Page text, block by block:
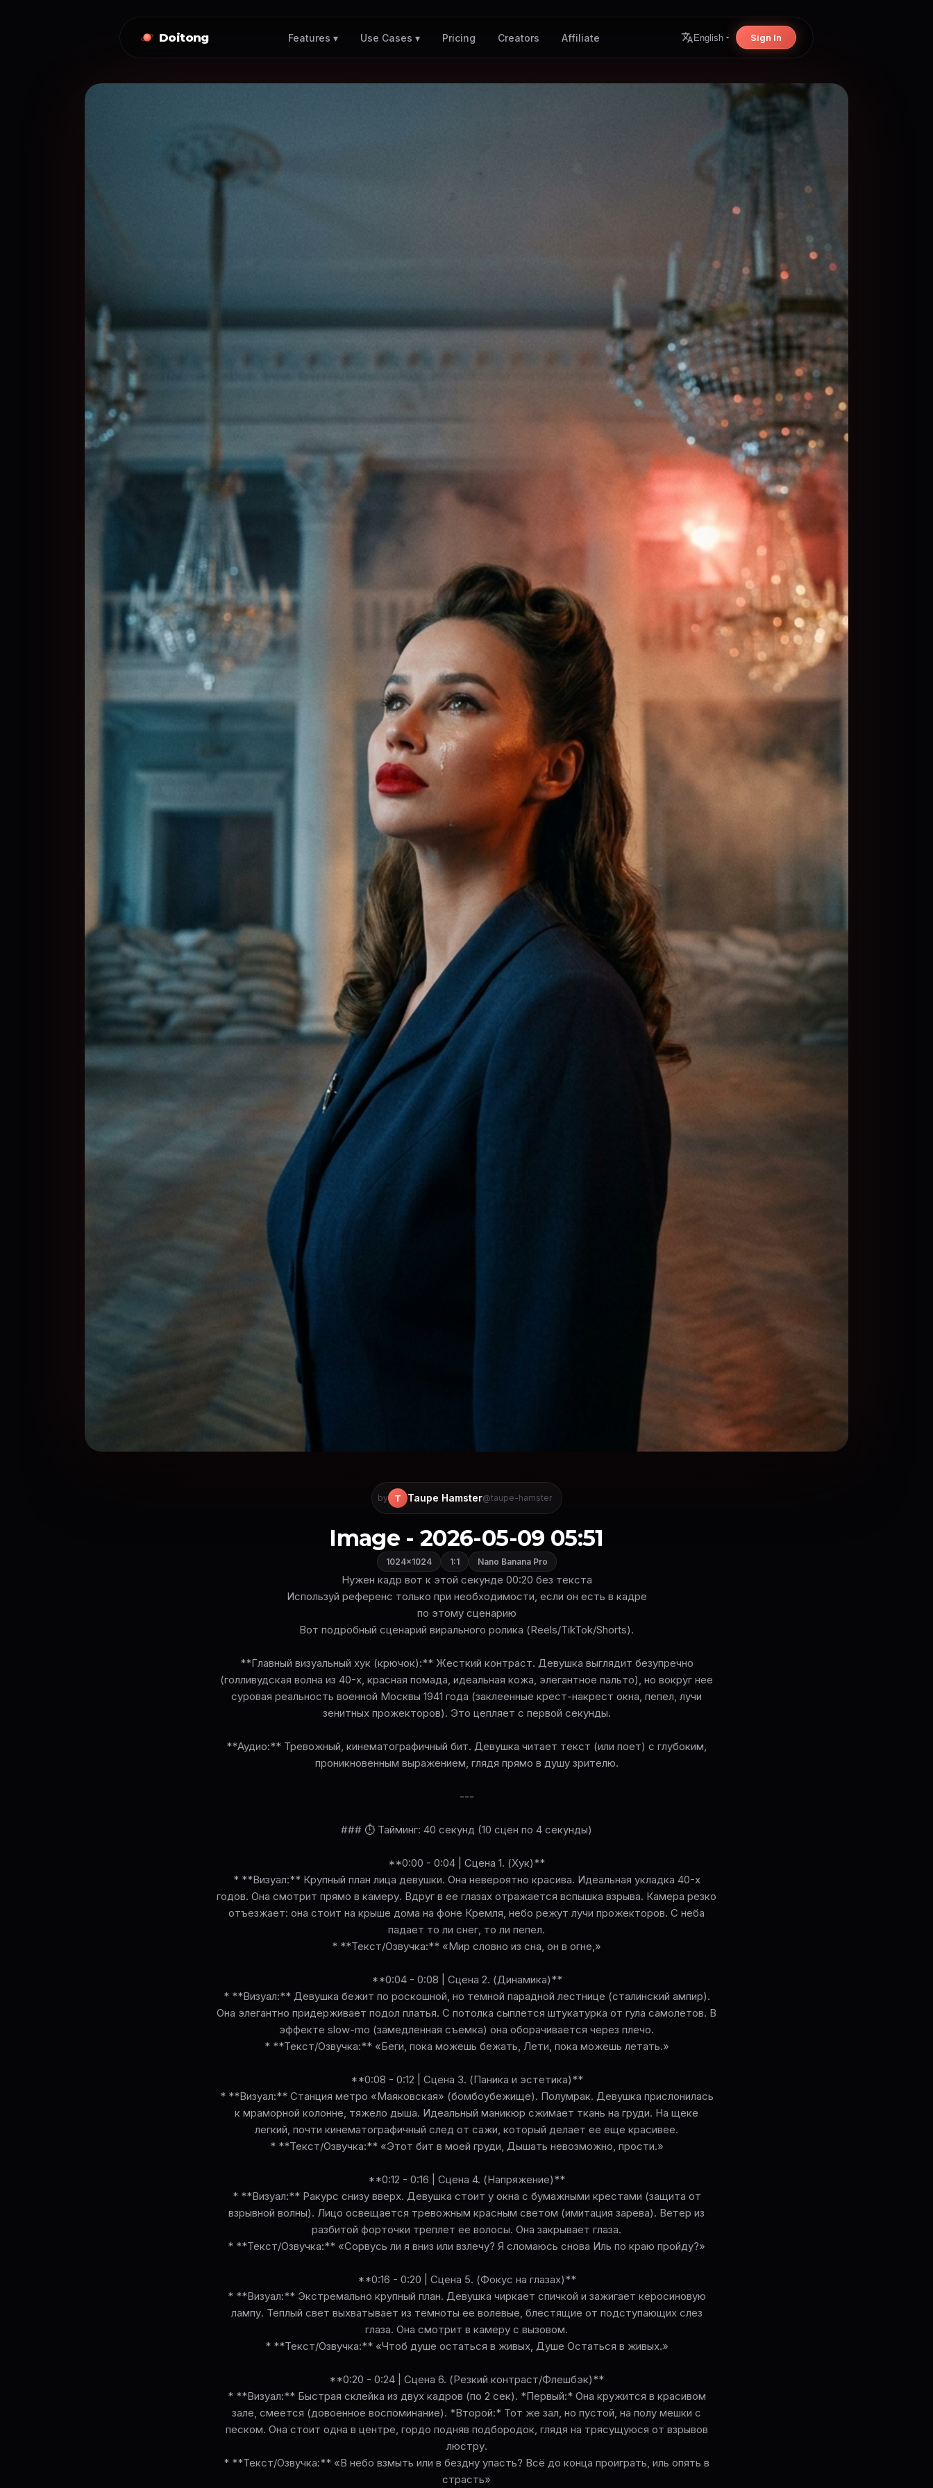
Doitong Features ▾ Use Cases ▾ Pricing Creators Affiliate English Sign In
by T Taupe Hamster@taupe-hamster
Image - 2026-05-09 05:51
1024×1024 1:1 Nano Banana Pro
Нужен кадр вот к этой секунде 00:20 без текста
Используй референс только при необходимости, если он есть в кадре
по этому сценарию
Вот подробный сценарий вирального ролика (Reels/TikTok/Shorts).
**Главный визуальный хук (крючок):** Жесткий контраст. Девушка выглядит безупречно
(голливудская волна из 40-х, красная помада, идеальная кожа, элегантное пальто), но вокруг нее
суровая реальность военной Москвы 1941 года (заклеенные крест-накрест окна, пепел, лучи
зенитных прожекторов). Это цепляет с первой секунды.
**Аудио:** Тревожный, кинематографичный бит. Девушка читает текст (или поет) с глубоким,
проникновенным выражением, глядя прямо в душу зрителю.
---
### ⏱ Тайминг: 40 секунд (10 сцен по 4 секунды)
**0:00 - 0:04 | Сцена 1. (Хук)**
* **Визуал:** Крупный план лица девушки. Она невероятно красива. Идеальная укладка 40-х
годов. Она смотрит прямо в камеру. Вдруг в ее глазах отражается вспышка взрыва. Камера резко
отъезжает: она стоит на крыше дома на фоне Кремля, небо режут лучи прожекторов. С неба
падает то ли снег, то ли пепел.
* **Текст/Озвучка:** «Мир словно из сна, он в огне,»
**0:04 - 0:08 | Сцена 2. (Динамика)**
* **Визуал:** Девушка бежит по роскошной, но темной парадной лестнице (сталинский ампир).
Она элегантно придерживает подол платья. С потолка сыплется штукатурка от гула самолетов. В
эффекте slow-mo (замедленная съемка) она оборачивается через плечо.
* **Текст/Озвучка:** «Беги, пока можешь бежать, Лети, пока можешь летать.»
**0:08 - 0:12 | Сцена 3. (Паника и эстетика)**
* **Визуал:** Станция метро «Маяковская» (бомбоубежище). Полумрак. Девушка прислонилась
к мраморной колонне, тяжело дыша. Идеальный маникюр сжимает ткань на груди. На щеке
легкий, почти кинематографичный след от сажи, который делает ее еще красивее.
* **Текст/Озвучка:** «Этот бит в моей груди, Дышать невозможно, прости.»
**0:12 - 0:16 | Сцена 4. (Напряжение)**
* **Визуал:** Ракурс снизу вверх. Девушка стоит у окна с бумажными крестами (защита от
взрывной волны). Лицо освещается тревожным красным светом (имитация зарева). Ветер из
разбитой форточки треплет ее волосы. Она закрывает глаза.
* **Текст/Озвучка:** «Сорвусь ли я вниз или взлечу? Я сломаюсь снова Иль по краю пройду?»
**0:16 - 0:20 | Сцена 5. (Фокус на глазах)**
* **Визуал:** Экстремально крупный план. Девушка чиркает спичкой и зажигает керосиновую
лампу. Теплый свет выхватывает из темноты ее волевые, блестящие от подступающих слез
глаза. Она смотрит в камеру с вызовом.
* **Текст/Озвучка:** «Чтоб душе остаться в живых, Душе Остаться в живых.»
**0:20 - 0:24 | Сцена 6. (Резкий контраст/Флешбэк)**
* **Визуал:** Быстрая склейка из двух кадров (по 2 сек). *Первый:* Она кружится в красивом
зале, смеется (довоенное воспоминание). *Второй:* Тот же зал, но пустой, на полу мешки с
песком. Она стоит одна в центре, гордо подняв подбородок, глядя на трясущуюся от взрывов
люстру.
* **Текст/Озвучка:** «В небо взмыть или в бездну упасть? Всё до конца проиграть, иль опять в
страсть»